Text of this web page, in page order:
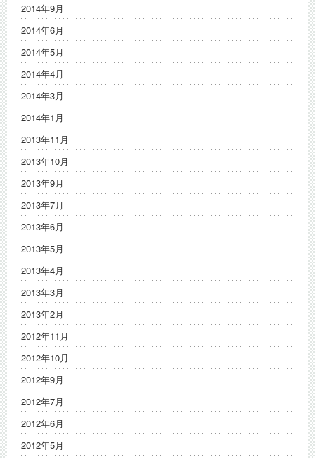
2014年9月
2014年6月
2014年5月
2014年4月
2014年3月
2014年1月
2013年11月
2013年10月
2013年9月
2013年7月
2013年6月
2013年5月
2013年4月
2013年3月
2013年2月
2012年11月
2012年10月
2012年9月
2012年7月
2012年6月
2012年5月